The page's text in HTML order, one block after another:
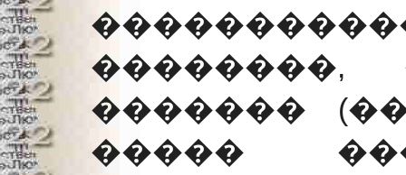
�������
�����